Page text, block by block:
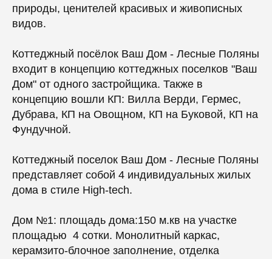
природы, ценителей красивых и живописных
видов.
Коттеджный посёлок Ваш Дом - Лесные Поляны
входит в концепцию коттеджных поселков "Ваш
Дом" от одного застройщика. Также в
концепцию вошли КП: Вилла Верди, Гермес,
Дубрава, КП на Овощном, КП на Буковой, КП на
Фундучной.
Коттеджный поселок Ваш Дом - Лесные Поляны
представляет собой 4 индивидуальных жилых
дома в стиле High-tech.
Дом №1: площадь дома:150 м.кв на участке
площадью 4 сотки. Монолитный каркас,
керамзито-блочное заполнение, отделка